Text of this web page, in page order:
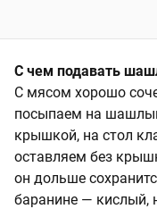
С чем подавать
С мясом хорошо
посыпаем на
крышкой, на стол
оставляем без
он дольше
баранине — кислый,